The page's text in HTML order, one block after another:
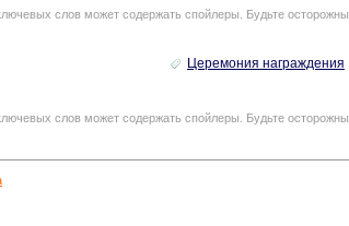
слов может содержать спойлеры. Будьте осторожны.
Церемония награждения
слов может содержать спойлеры. Будьте осторожны.